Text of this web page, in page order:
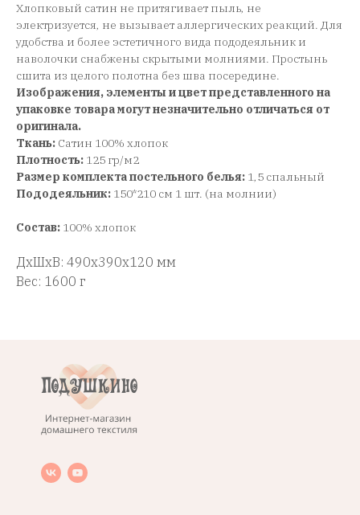
Хлопковый сатин не притягивает пыль, не
электризуется, не вызывает аллергических реакций. Для
удобства и более эстетичного вида пододеяльник и
наволочки снабжены скрытыми молниями. Простынь
сшита из целого полотна без шва посередине.
Изображения, элементы и цвет представленного на
упаковке товара могут незначительно отличаться от
оригинала.
Ткань: Сатин 100% хлопок
Плотность: 125 гр/м2
Размер комплекта постельного белья: 1,5 спальный
Пододеяльник: 150*210 см 1 шт. (на молнии)
Состав: 100% хлопок
ДxШxВ: 490x390x120 мм
Вес: 1600 г